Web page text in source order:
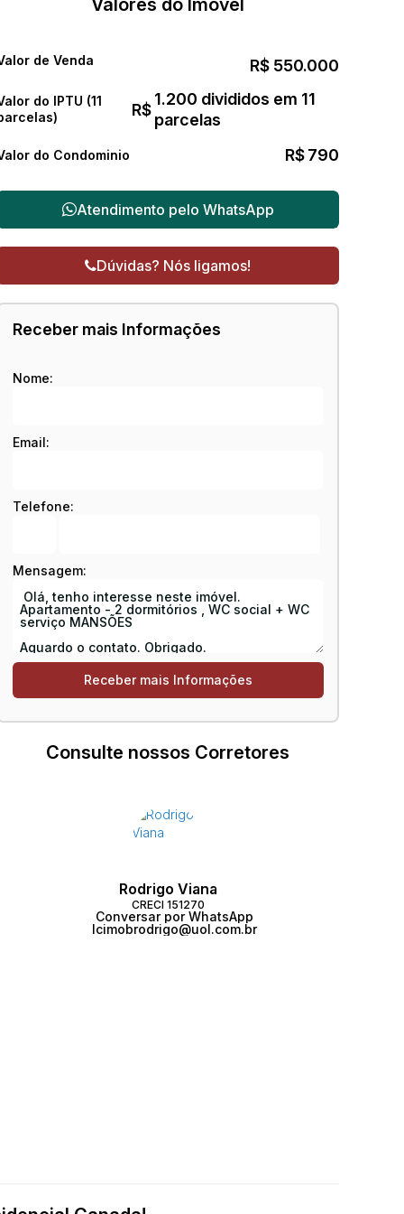
Valores do Imóvel
R$ 550.000
de Venda
do IPTU (11
R$
1.200 divididos em 11
parcelas
do Condominio R$790
Atendimento pelo WhatsApp
Dúvidas? Nós ligamos!
Receber mais Informações
Nome:
Email:
Telefone:
Mensagem:
Consulte nossos Corretores
Rodrigo Viana
CRECI 151270
Conversar por WhatsApp
lcimobrodrigo@uol.com.br